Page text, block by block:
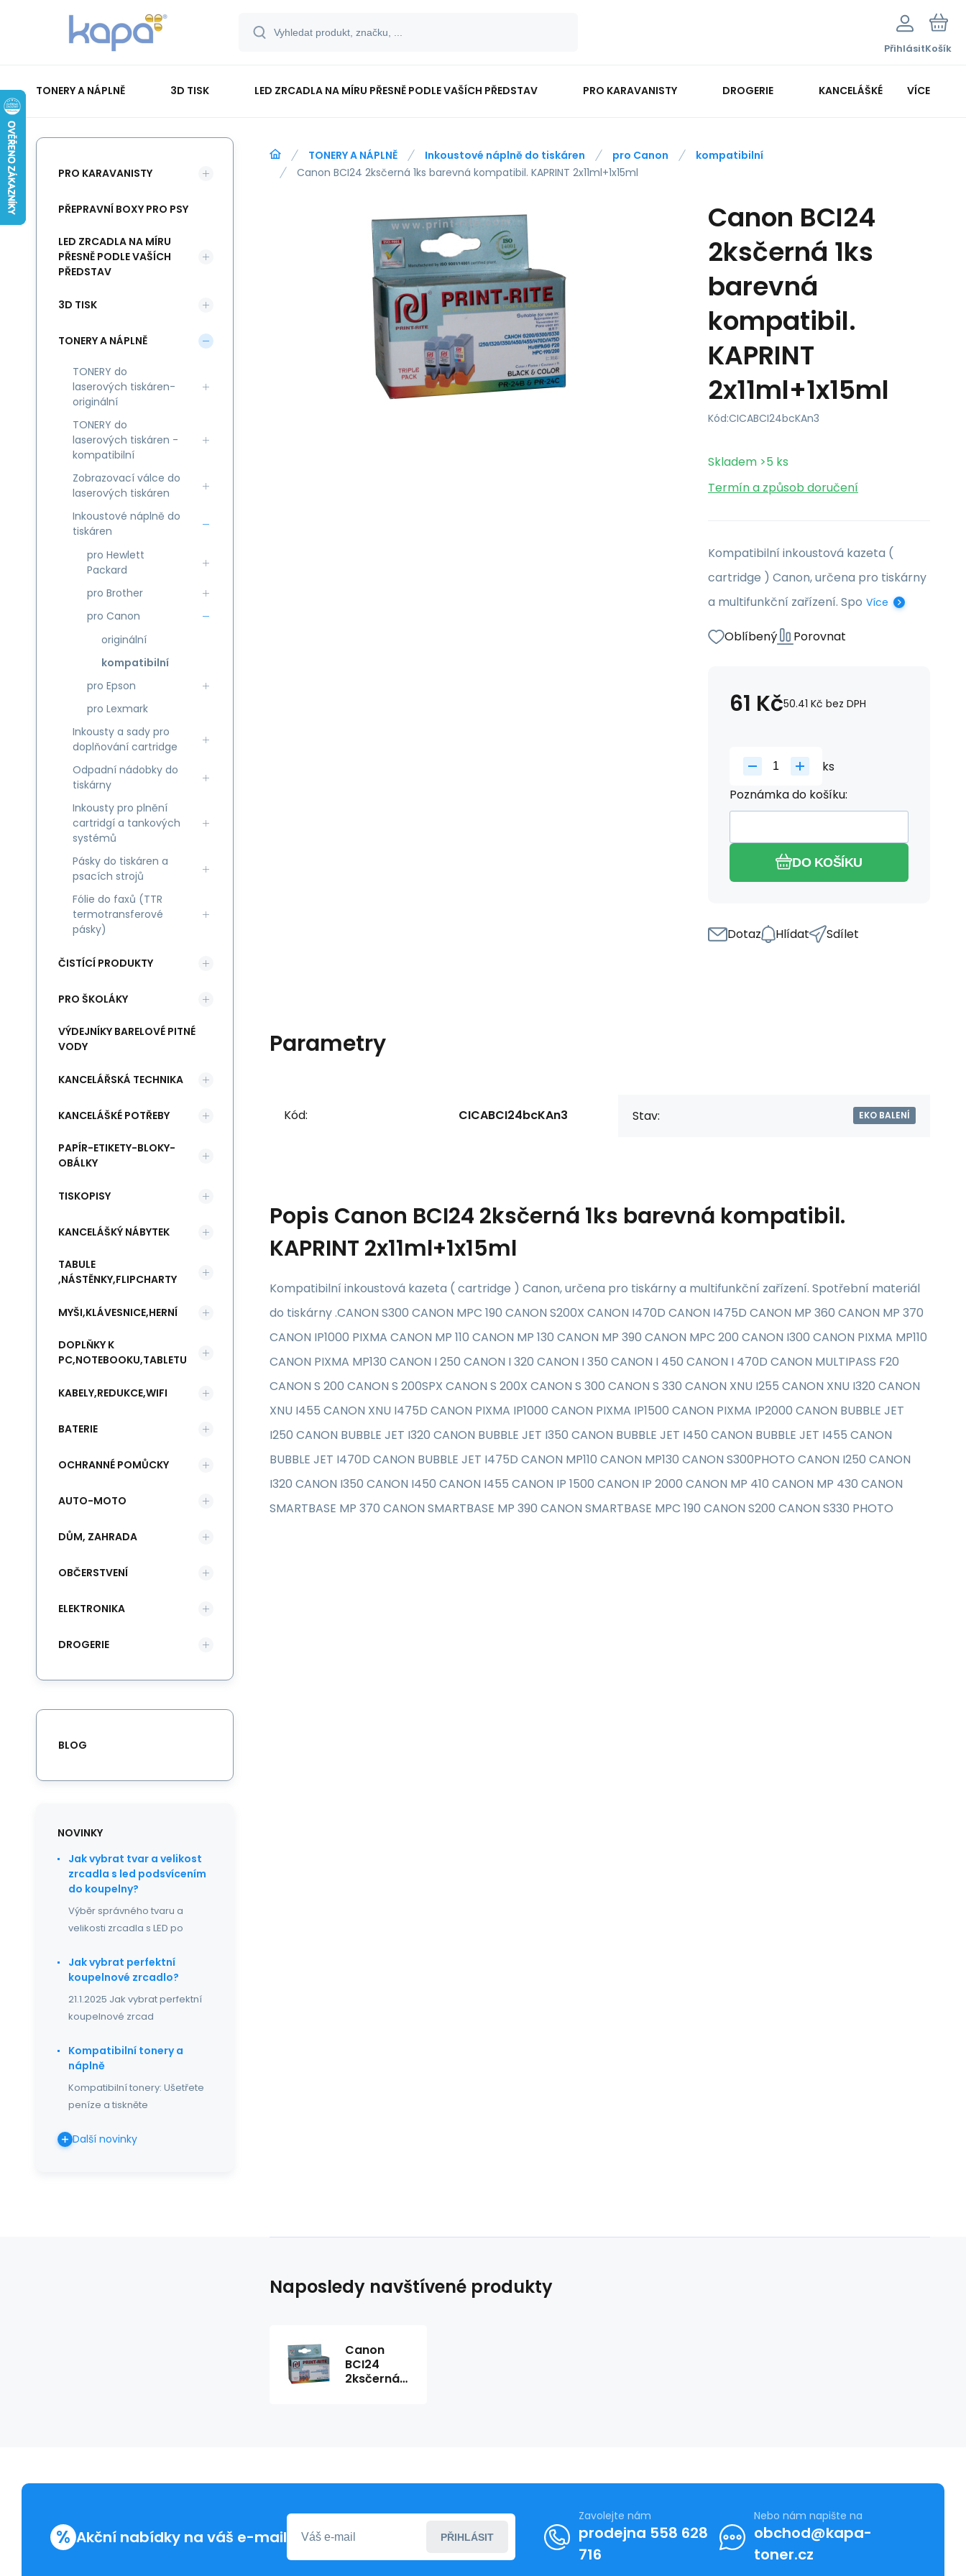
PřihlásitKošík
TONERY A NÁPLNĚ 3D TISK LED ZRCADLA NA MÍRU PŘESNĚ PODLE VAŠÍCH PŘEDSTAV PRO KARAVANISTY DROGERIE KANCELÁŠKÉ POTŘEBY
PAPÍR-ETIKETY-BLOKY-OBÁLKY
VÍCE
TONERY A NÁPLNĚ Inkoustové náplně do tiskáren pro Canon
kompatibilní
Canon BCI24 2ksčerná 1ks barevná kompatibil. KAPRINT 2x11ml+1x15ml
Canon BCI24
2ksčerná 1ks
barevná
kompatibil.
KAPRINT
2x11ml+1x15ml
Kód:CICABCI24bcKAn3
Skladem >5 ks
Termín a způsob doručení
Kompatibilní inkoustová kazeta (
cartridge ) Canon, určena pro tiskárny
a multifunkční zařízení. Spo Více
Oblíbený Porovnat
61 Kč50.41 Kč bez DPH
ks
Poznámka do košíku:
DO KOŠÍKU
Dotaz Hlídat Sdílet
Parametry
Kód: CICABCI24bcKAn3 Stav: EKO BALENÍ
Popis Canon BCI24 2ksčerná 1ks barevná kompatibil.
KAPRINT 2x11ml+1x15ml
Kompatibilní inkoustová kazeta ( cartridge ) Canon, určena pro tiskárny a multifunkční zařízení. Spotřební materiál
do tiskárny .CANON S300 CANON MPC 190 CANON S200X CANON I470D CANON I475D CANON MP 360 CANON MP 370
CANON IP1000 PIXMA CANON MP 110 CANON MP 130 CANON MP 390 CANON MPC 200 CANON I300 CANON PIXMA MP110
CANON PIXMA MP130 CANON I 250 CANON I 320 CANON I 350 CANON I 450 CANON I 470D CANON MULTIPASS F20
CANON S 200 CANON S 200SPX CANON S 200X CANON S 300 CANON S 330 CANON XNU I255 CANON XNU I320 CANON
XNU I455 CANON XNU I475D CANON PIXMA IP1000 CANON PIXMA IP1500 CANON PIXMA IP2000 CANON BUBBLE JET
I250 CANON BUBBLE JET I320 CANON BUBBLE JET I350 CANON BUBBLE JET I450 CANON BUBBLE JET I455 CANON
BUBBLE JET I470D CANON BUBBLE JET I475D CANON MP110 CANON MP130 CANON S300PHOTO CANON I250 CANON
I320 CANON I350 CANON I450 CANON I455 CANON IP 1500 CANON IP 2000 CANON MP 410 CANON MP 430 CANON
SMARTBASE MP 370 CANON SMARTBASE MP 390 CANON SMARTBASE MPC 190 CANON S200 CANON S330 PHOTO
PRO KARAVANISTY
PŘEPRAVNÍ BOXY PRO PSY
LED ZRCADLA NA MÍRU
PŘESNĚ PODLE VAŠÍCH
PŘEDSTAV
3D TISK
TONERY A NÁPLNĚ
TONERY do
laserových tiskáren-
originální
TONERY do
laserových tiskáren -
kompatibilní
Zobrazovací válce do
laserových tiskáren
Inkoustové náplně do
tiskáren
pro Hewlett
Packard
pro Brother
pro Canon
originální
kompatibilní
pro Epson
pro Lexmark
Inkousty a sady pro
doplňování cartridge
Odpadní nádobky do
tiskárny
Inkousty pro plnění
cartridgí a tankových
systémů
Pásky do tiskáren a
psacích strojů
Fólie do faxů (TTR
termotransferové
pásky)
ČISTÍCÍ PRODUKTY
PRO ŠKOLÁKY
VÝDEJNÍKY BARELOVÉ PITNÉ
VODY
KANCELÁŘSKÁ TECHNIKA
KANCELÁŠKÉ POTŘEBY
PAPÍR-ETIKETY-BLOKY-
OBÁLKY
TISKOPISY
KANCELÁŠKÝ NÁBYTEK
TABULE
,NÁSTĚNKY,FLIPCHARTY
MYŠI,KLÁVESNICE,HERNÍ
DOPLŇKY K
PC,NOTEBOOKU,TABLETU
KABELY,REDUKCE,WIFI
BATERIE
OCHRANNÉ POMŮCKY
AUTO-MOTO
DŮM, ZAHRADA
OBČERSTVENÍ
ELEKTRONIKA
DROGERIE
BLOG
NOVINKY
Jak vybrat tvar a velikost
zrcadla s led podsvícením
do koupelny?
Výběr správného tvaru a
velikosti zrcadla s LED po
Jak vybrat perfektní
koupelnové zrcadlo?
21.1.2025 Jak vybrat perfektní
koupelnové zrcad
Kompatibilní tonery a
náplně
Kompatibilní tonery: Ušetřete
peníze a tiskněte
Další novinky
Naposledy navštívené produkty
Canon
BCI24
2ksčerná
% Akční nabídky na váš e-mail PŘIHLÁSIT
Zavolejte nám
prodejna 558 628
716
Nebo nám napište na
obchod@kapa-
toner.cz